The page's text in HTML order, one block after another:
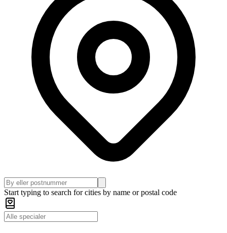
Start typing to search for cities by name or postal code